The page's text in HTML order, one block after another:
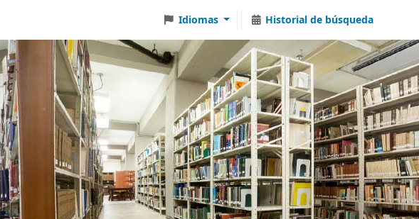
Idiomas Historial de búsqueda